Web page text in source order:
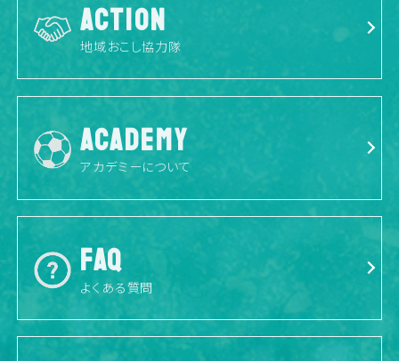
ACTION
地域おこし協力隊
ACADEMY
アカデミーについて
FAQ
よくある質問